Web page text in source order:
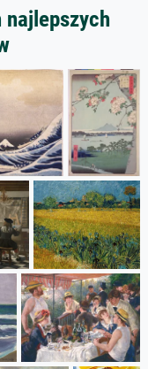
najlepszych